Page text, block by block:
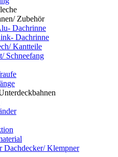
Zubehör
Dachrinne
Dachrinne
Kantteile
Schneefang
Dachdecker/ Klempner